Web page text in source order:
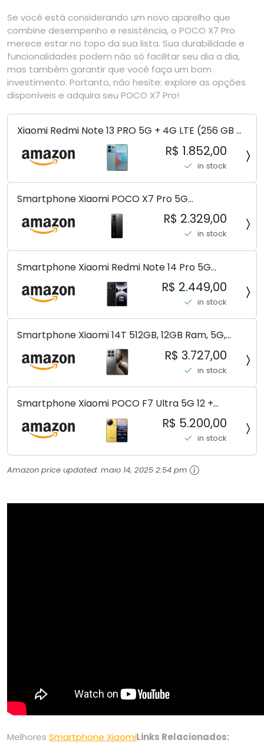
Se você está considerando um novo aparelho que
combine desempenho e resistência, o POCO X7 Pro
merece estar no topo da sua lista. Sua durabilidade e
funcionalidades podem não só facilitar seu dia a dia,
mas também garantir que você faça um bom
investimento. Portanto, não hesite: explore as opções
disponíveis e adquira seu POCO X7 Pro!
Xiaomi Redmi Note 13 PRO 5G + 4G LTE (256 GB +
8 GB) 200 MP Triplo (Mobile Mint Tello e) +
(Pacote de carregador duplo de carro rápido)
(Ocean Teal (ROM))
R$ 1.852,00
in stock
Smartphone Xiaomi POCO X7 Pro 5G
8+256GB/12+256GB/12+512GB
R$ 2.329,00
in stock
Smartphone Xiaomi Redmi Note 14 Pro 5G
Midnight Black (Preto) 12GB RAM 512GB ROM NFC
[ 24090RA29G ]
R$ 2.449,00
in stock
Smartphone Xiaomi 14T 512GB, 12GB Ram, 5G,
Leica, Cinza - no Brasil
R$ 3.727,00
in stock
Smartphone Xiaomi POCO F7 Ultra 5G 12 +
256GB/16+512GB Processador Snapdragon 8 Elite
Top de Linha Chip VisionBoost D7 para Jogos
Pesados Tela Flow AMOLED 2K...
R$ 5.200,00
in stock
Amazon price updated: maio 14, 2025 2:54 pm
Melhores Smartphone XiaomiLinks Relacionados: